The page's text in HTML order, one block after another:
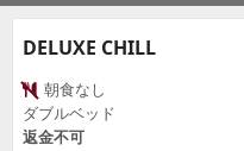
DELUXE CHILL
朝食なし
ダブルベッド
返金不可